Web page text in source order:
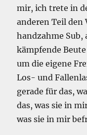
mir, ich trete in
anderen Teil den
handzahme Sub,
kämpfende
um die eigene
Los- und
gerade für das,
das, was sie in
was sie in mir